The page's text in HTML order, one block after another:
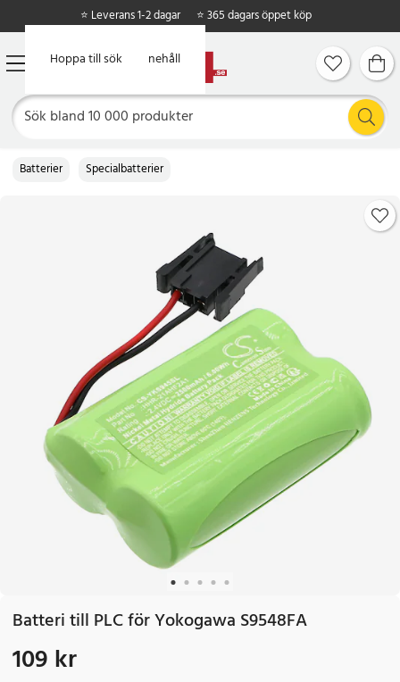
Hoppa till huvudinnehåll
Hoppa till sök
⭐ Leverans 1-2 dagar ⭐ 365 dagars öppet köp
Batterier Specialbatterier
Batteri till PLC för Yokogawa S9548FA
Pris:109 kr
109 kr